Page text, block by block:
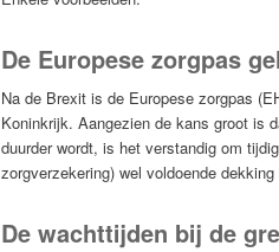
De Europese zorgpas
Na de Brexit is de Europese zorgpas
Koninkrijk. Aangezien de kans groot is
duurder wordt, is het verstandig om
zorgverzekering) wel voldoende dekking
De wachttijden bij de